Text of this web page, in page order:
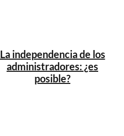
La independencia de los
administradores: ¿es
posible?